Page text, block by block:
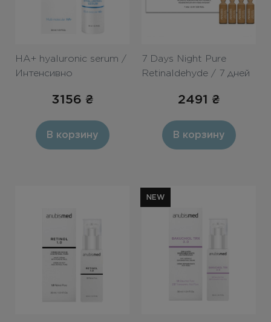
HА+ hyaluronic serum /
Интенсивно
концентрат с
кислотой 30ml
3156 ₴
В корзину
7 Days Night Pure
Retinaldehyde / 7 дней
ампулы с ретиналом»
2491 ₴
В корзину
NEW